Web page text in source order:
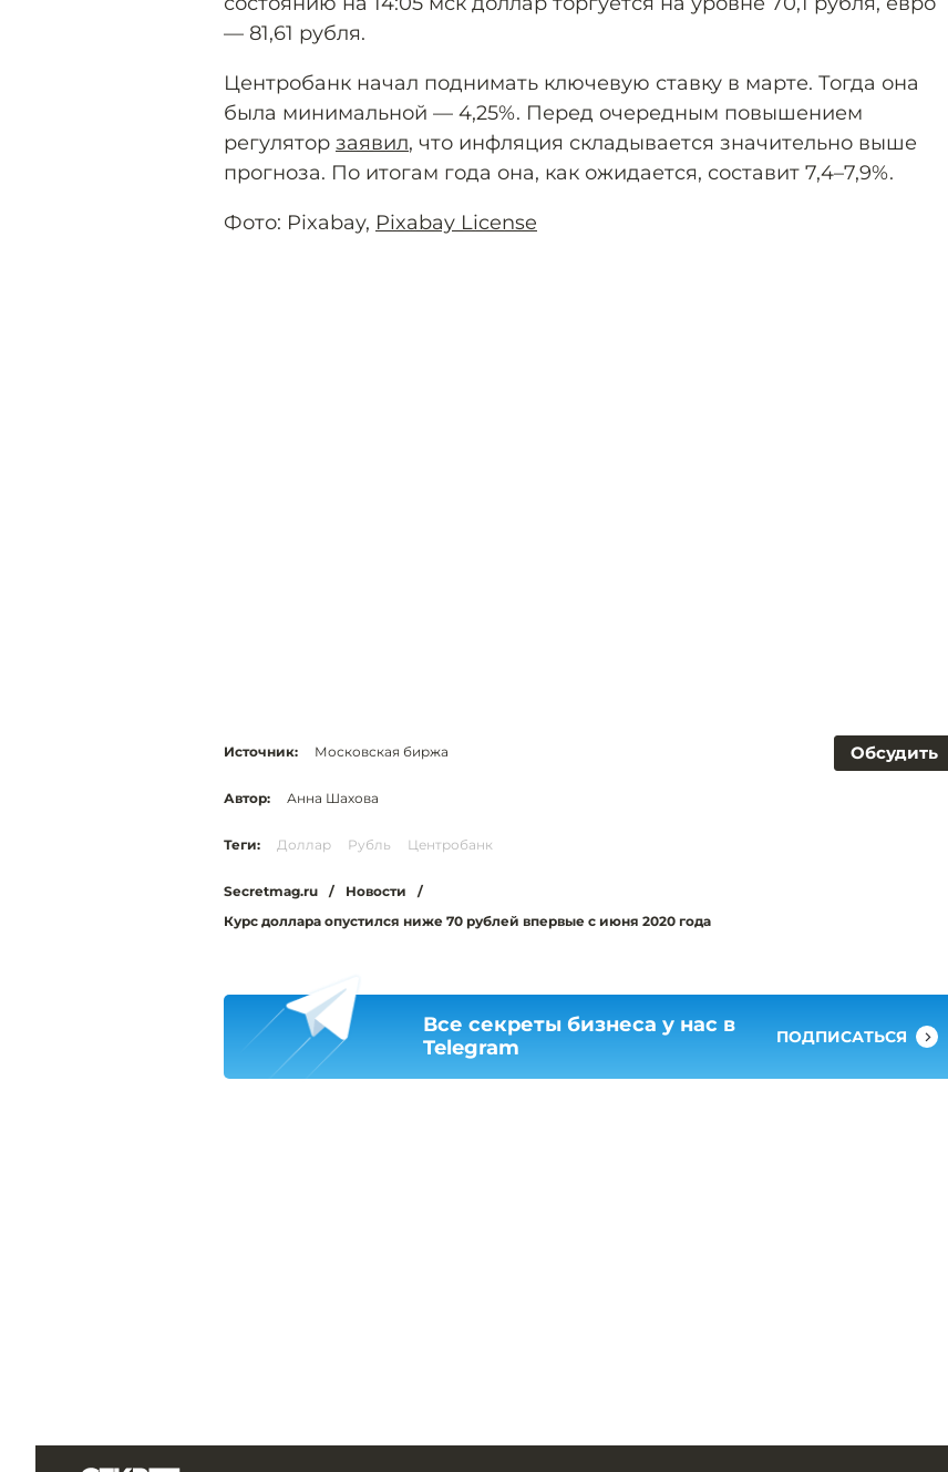
— 81,61 рубля.
Центробанк начал поднимать ключевую ставку в марте. Тогда она
была минимальной — 4,25%. Перед очередным повышением
регулятор заявил, что инфляция складывается значительно выше
прогноза. По итогам года она, как ожидается, составит 7,4–7,9%.
Фото: Pixabay, Pixabay License
Обсудить
Источник: Московская биржа
Автор: Анна Шахова
Теги: Доллар Рубль Центробанк
Secretmag.ru / Новости
/
Курс доллара опустился ниже 70 рублей впервые с июня 2020 года
Все секреты бизнеса у нас в
Telegram
ПОДПИСАТЬСЯ